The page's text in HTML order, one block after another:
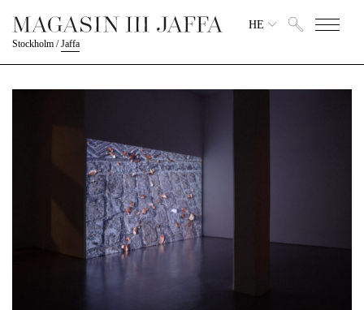
Stockholm /Jaffa
HE